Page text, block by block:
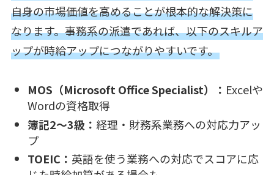
自身の市場価値を高めることが根本的な解決策に
なります。事務系の派遣であれば、以下のスキルア
ップが時給アップにつながりやすいです。
MOS（Microsoft Office Specialist）： Excelや
Wordの資格取得
簿記2〜3級： 経理・財務系業務への対応力アッ
プ
TOEIC： 英語を使う業務への対応でスコアに応